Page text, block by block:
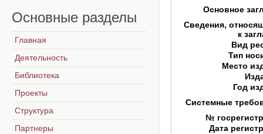
Основное
Сведения,
к
Вид
Тип
Место
Год
Системные
№
Дата
Основные разделы
Главная
Деятельность
Библиотека
Проекты
Структура
Партнеры